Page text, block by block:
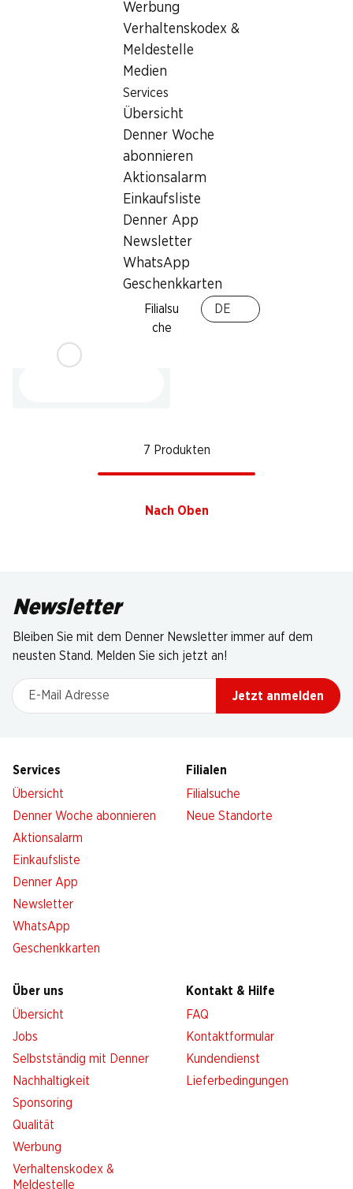
Werbung
Verhaltenskodex &
Meldestelle
Medien
Services
Übersicht
Denner Woche
abonnieren
Aktionsalarm
Einkaufsliste
Denner App
Newsletter
WhatsApp
Geschenkkarten
Filialsu
che
DE
servierfertig, Herkunft siehe
Italien, per kg
7 Produkten
Nach Oben
Newsletter
Bleiben Sie mit dem Denner Newsletter immer auf dem
neusten Stand. Melden Sie sich jetzt an!
E-Mail Adresse
Jetzt anmelden
Services
Übersicht
Denner Woche abonnieren
Aktionsalarm
Einkaufsliste
Denner App
Newsletter
WhatsApp
Geschenkkarten
Filialen
Filialsuche
Neue Standorte
Über uns
Übersicht
Jobs
Selbstständig mit Denner
Nachhaltigkeit
Sponsoring
Qualität
Werbung
Verhaltenskodex &
Meldestelle
Kontakt & Hilfe
FAQ
Kontaktformular
Kundendienst
Lieferbedingungen